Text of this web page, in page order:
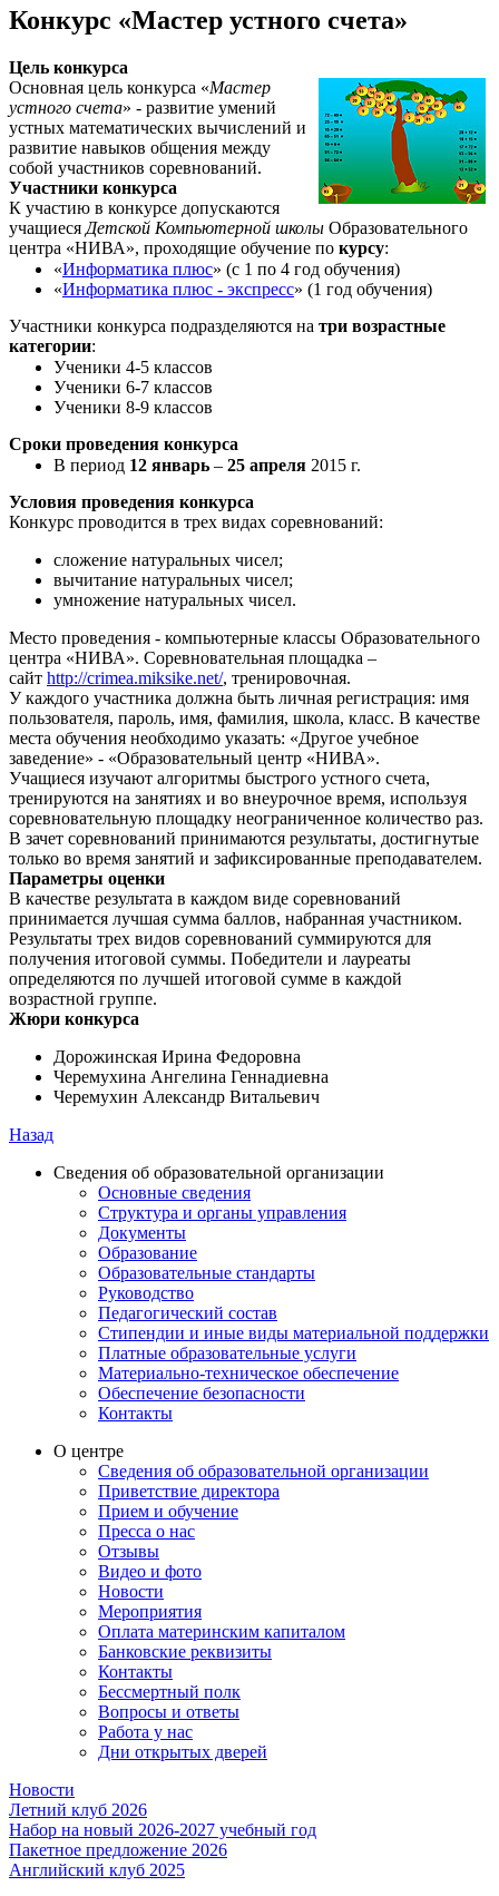
Конкурс «Мастер устного счета»
Цель конкурса
Основная цель конкурса «Мастер
устного счета» - развитие умений
устных математических вычислений и
развитие навыков общения между
собой участников соревнований.
Участники конкурса
К участию в конкурсе допускаются
учащиеся Детской Компьютерной школы Образовательного
центра «НИВА», проходящие обучение по курсу:
«Информатика плюс» (с 1 по 4 год обучения)
«Информатика плюс - экспресс» (1 год обучения)
Участники конкурса подразделяются на три возрастные
категории:
Ученики 4-5 классов
Ученики 6-7 классов
Ученики 8-9 классов
Сроки проведения конкурса
В период 12 январь – 25 апреля 2015 г.
Условия проведения конкурса
Конкурс проводится в трех видах соревнований:
сложение натуральных чисел;
вычитание натуральных чисел;
умножение натуральных чисел.
Место проведения - компьютерные классы Образовательного
центра «НИВА». Соревновательная площадка –
сайт http://crimea.miksike.net/, тренировочная.
У каждого участника должна быть личная регистрация: имя
пользователя, пароль, имя, фамилия, школа, класс. В качестве
места обучения необходимо указать: «Другое учебное
заведение» - «Образовательный центр «НИВА».
Учащиеся изучают алгоритмы быстрого устного счета,
тренируются на занятиях и во внеурочное время, используя
соревновательную площадку неограниченное количество раз.
В зачет соревнований принимаются результаты, достигнутые
только во время занятий и зафиксированные преподавателем.
Параметры оценки
В качестве результата в каждом виде соревнований
принимается лучшая сумма баллов, набранная участником.
Результаты трех видов соревнований суммируются для
получения итоговой суммы. Победители и лауреаты
определяются по лучшей итоговой сумме в каждой
возрастной группе.
Жюри конкурса
Дорожинская Ирина Федоровна
Черемухина Ангелина Геннадиевна
Черемухин Александр Витальевич
Назад
Сведения об образовательной организации
Основные сведения
Структура и органы управления
Документы
Образование
Образовательные стандарты
Руководство
Педагогический состав
Стипендии и иные виды материальной поддержки
Платные образовательные услуги
Материально-техническое обеспечение
Обеспечение безопасности
Контакты
О центре
Сведения об образовательной организации
Приветствие директора
Прием и обучение
Пресса о нас
Отзывы
Видео и фото
Новости
Мероприятия
Оплата материнским капиталом
Банковские реквизиты
Контакты
Бессмертный полк
Вопросы и ответы
Работа у нас
Дни открытых дверей
Новости
Летний клуб 2026
Набор на новый 2026-2027 учебный год
Пакетное предложение 2026
Английский клуб 2025